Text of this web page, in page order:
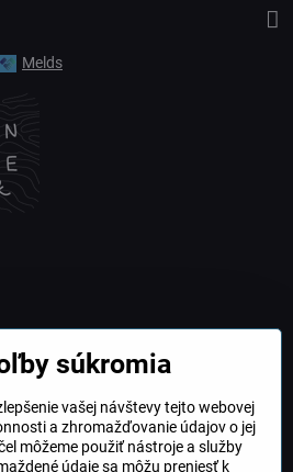
Melds
súkromia
vašej návštevy tejto webovej
a zhromažďovanie údajov o jej
môžeme použiť nástroje a služby
údaje sa môžu preniesť k